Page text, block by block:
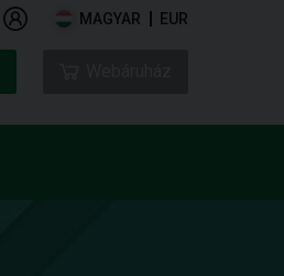
MAGYAR EUR